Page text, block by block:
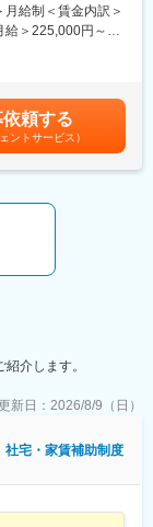
番制で行ってお
す。また、当番や
ります。（遠方の
いですが、支店配
いただくため、業
でご安心くださ
呼び出し（月2, 3回
ーが行い、現場で
などはしっかり完
ことはありませ
どがいるため、最
すのでご安心くだ
給制＜賃金内訳＞
給＞225,000円～
る可能性がありま
を通じて上下する
た表記です。
依頼する
ントサービス）
介します。
新日： 2026/8/9（日）
社宅・家賃補助制度